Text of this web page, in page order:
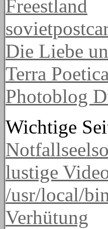
Freestland
Die Liebe
Terra Poetica
Photoblog
Wichtige
lustige
/usr/local/
Verhütung